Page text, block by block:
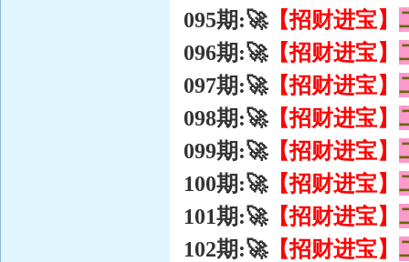
095期:🚀【招财进宝】
096期:🚀【招财进宝】
097期:🚀【招财进宝】
098期:🚀【招财进宝】
099期:🚀【招财进宝】
100期:🚀【招财进宝】
101期:🚀【招财进宝】
102期:🚀【招财进宝】